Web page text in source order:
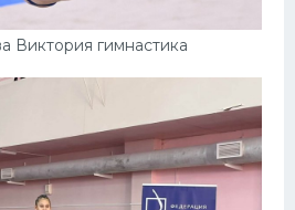
Виктория гимнастика